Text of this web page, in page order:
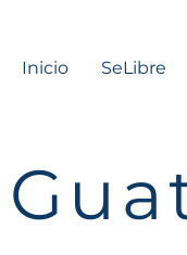
Inicio SeLibre